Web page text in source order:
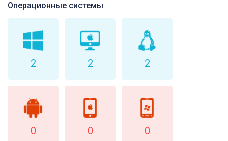
Операционные системы
2 2 2
0 0 0